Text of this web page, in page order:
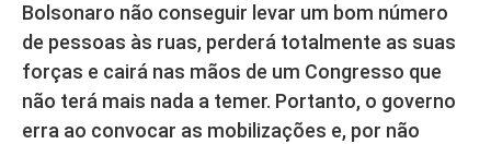
Bolsonaro não conseguir levar um bom número
de pessoas às ruas, perderá totalmente as suas
forças e cairá nas mãos de um Congresso que
não terá mais nada a temer. Portanto, o governo
erra ao convocar as mobilizações e, por não